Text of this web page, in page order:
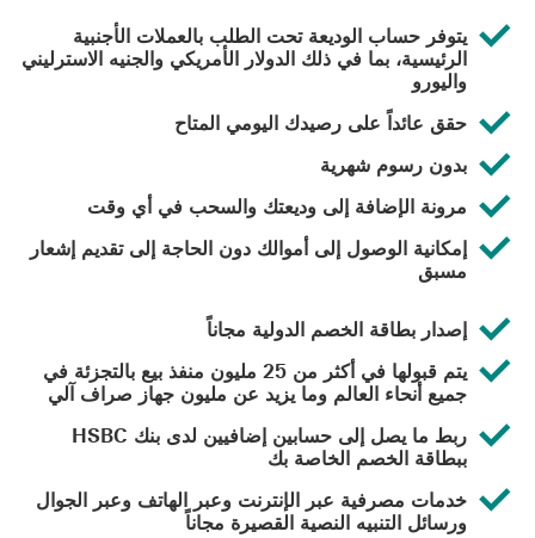
يتوفر حساب الوديعة تحت الطلب بالعملات الأجنبية
الرئيسية، بما في ذلك الدولار الأمريكي والجنيه الاسترليني
واليورو
حقق عائداً على رصيدك اليومي المتاح
بدون رسوم شهرية
مرونة الإضافة إلى وديعتك والسحب في أي وقت
إمكانية الوصول إلى أموالك دون الحاجة إلى تقديم إشعار
مسبق
إصدار بطاقة الخصم الدولية مجاناً
يتم قبولها في أكثر من 25 مليون منفذ بيع بالتجزئة في
جميع أنحاء العالم وما يزيد عن مليون جهاز صراف آلي
ربط ما يصل إلى حسابين إضافيين لدى بنك HSBC
ببطاقة الخصم الخاصة بك
خدمات مصرفية عبر الإنترنت وعبر الهاتف وعبر الجوال
ورسائل التنبيه النصية القصيرة مجاناً